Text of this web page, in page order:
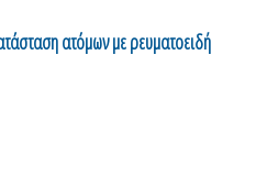
ατόμων με ρευματοειδή